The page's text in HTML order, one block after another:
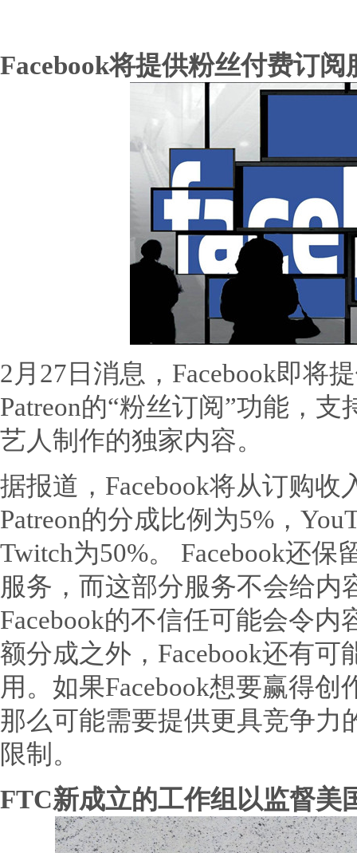
Facebook将提供粉丝付费订
2月27日消息，Facebook即将
Patreon的“粉丝订阅”功能，
艺人制作的独家内容。
据报道，Facebook将从订购收
Patreon的分成比例为5%，
Twitch为50%。 Facebook还
服务，而这部分服务不会给内
Facebook的不信任可能会令
额分成之外，Facebook还有
用。如果Facebook想要赢得
那么可能需要提供更具竞争力
限制。
FTC新成立的工作组以监督美